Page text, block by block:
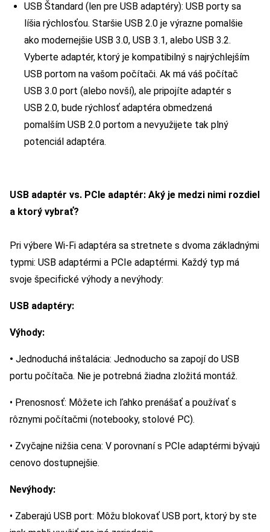
USB Štandard (len pre USB adaptéry): USB porty sa
líšia rýchlosťou. Staršie USB 2.0 je výrazne pomalšie
ako modernejšie USB 3.0, USB 3.1, alebo USB 3.2.
Vyberte adaptér, ktorý je kompatibilný s najrýchlejším
USB portom na vašom počítači. Ak má váš počítač
USB 3.0 port (alebo novší), ale pripojíte adaptér s
USB 2.0, bude rýchlosť adaptéra obmedzená
pomalším USB 2.0 portom a nevyužijete tak plný
potenciál adaptéra.
USB adaptér vs. PCIe adaptér: Aký je medzi nimi rozdiel
a ktorý vybrať?
Pri výbere Wi-Fi adaptéra sa stretnete s dvoma základnými
typmi: USB adaptérmi a PCIe adaptérmi. Každý typ má
svoje špecifické výhody a nevýhody:
USB adaptéry:
Výhody:
• Jednoduchá inštalácia: Jednoducho sa zapojí do USB
portu počítača. Nie je potrebná žiadna zložitá montáž.
• Prenosnosť: Môžete ich ľahko prenášať a používať s
rôznymi počítačmi (notebooky, stolové PC).
• Zvyčajne nižšia cena: V porovnaní s PCIe adaptérmi bývajú
cenovo dostupnejšie.
Nevýhody:
• Zaberajú USB port: Môžu blokovať USB port, ktorý by ste